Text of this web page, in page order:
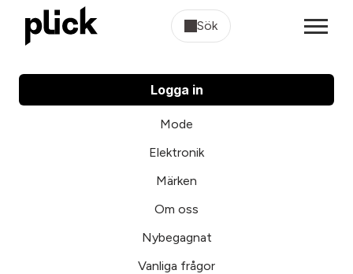
Sök
Logga in
Mode
Elektronik
Märken
Om oss
Nybegagnat
Vanliga frågor